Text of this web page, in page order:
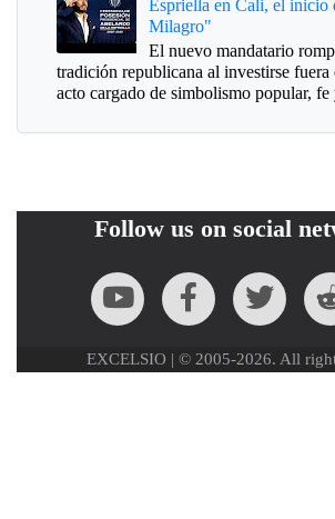
Espriella en Cali, el inicio
Milagro"
El nuevo mandatario
tradición republicana al investirse fuera
acto cargado de simbolismo popular, fe
Follow us on social
EXCELSIO | © 2005-2026. All